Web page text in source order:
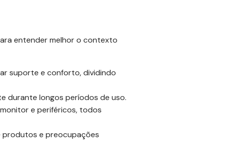
entender melhor o contexto
suporte e conforto, dividindo
durante longos períodos de uso.
e periféricos, todos
produtos e preocupações